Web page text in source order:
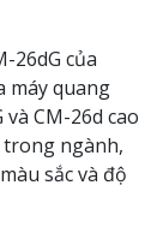
26dG của
máy quang
CM-26d cao
trong ngành,
sắc và độ